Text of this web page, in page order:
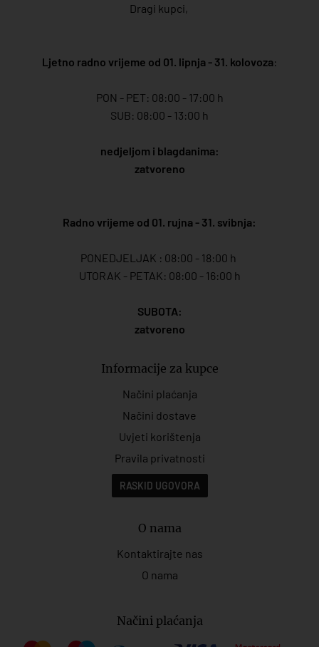
Dragi kupci,
Ljetno radno vrijeme od 01. lipnja - 31. kolovoza:
PON - PET: 08:00 - 17:00 h
SUB: 08:00 - 13:00 h
nedjeljom i blagdanima:
zatvoreno
Radno vrijeme od 01. rujna - 31. svibnja:
PONEDJELJAK : 08:00 - 18:00 h
UTORAK - PETAK: 08:00 - 16:00 h
SUBOTA:
zatvoreno
Informacije za kupce
Načini plaćanja
Načini dostave
Uvjeti korištenja
Pravila privatnosti
RASKID UGOVORA
O nama
Kontaktirajte nas
O nama
Načini plaćanja